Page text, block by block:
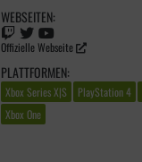
WEBSEITEN:
Offizielle Webseite
PLATTFORMEN:
Xbox Series X|S PlayStation 4
Xbox One